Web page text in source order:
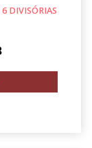
DIVISÓRIAS